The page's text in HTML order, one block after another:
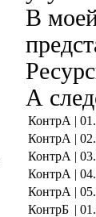
В моей
А
КонтрА |
КонтрА |
КонтрА |
КонтрА |
КонтрА |
КонтрБ |